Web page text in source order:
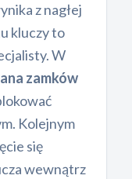
z nagłej
kluczy to
W
zamków
Kolejnym
się
wewnątrz